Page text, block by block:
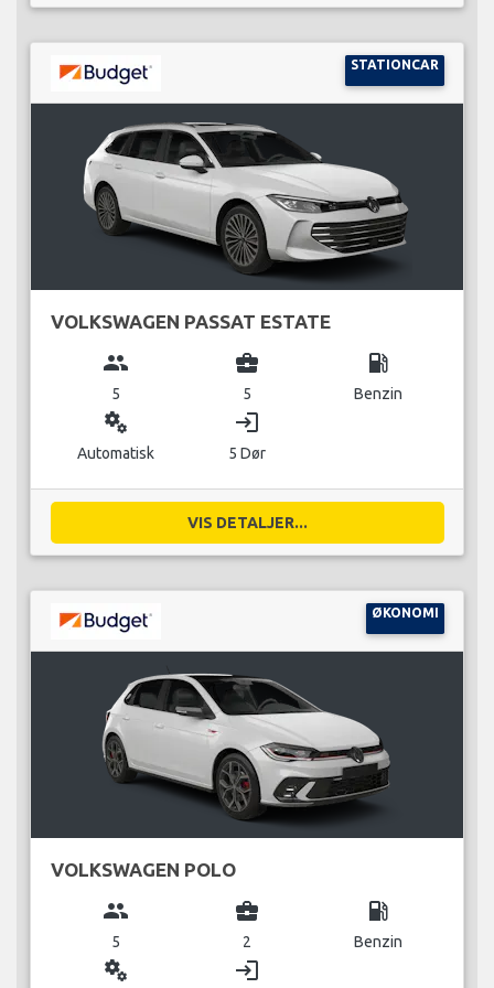
STATIONCAR
VOLKSWAGEN PASSAT ESTATE
group
5
business_center
5
local_gas_station
Benzin
miscellaneous_services
Automatisk
login
5 Dør
VIS DETALJER...
ØKONOMI
VOLKSWAGEN POLO
group
5
business_center
2
local_gas_station
Benzin
miscellaneous_services login